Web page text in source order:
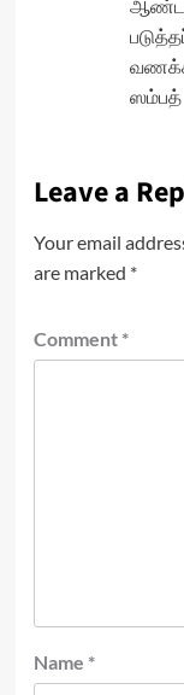
ஸம்பத்
Leave a
Your email
are marked *
Comment *
Name *